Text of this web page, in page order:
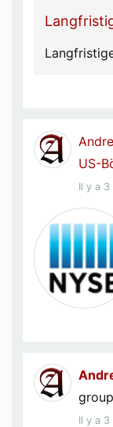
US-
Il y a 3
Il y a 3